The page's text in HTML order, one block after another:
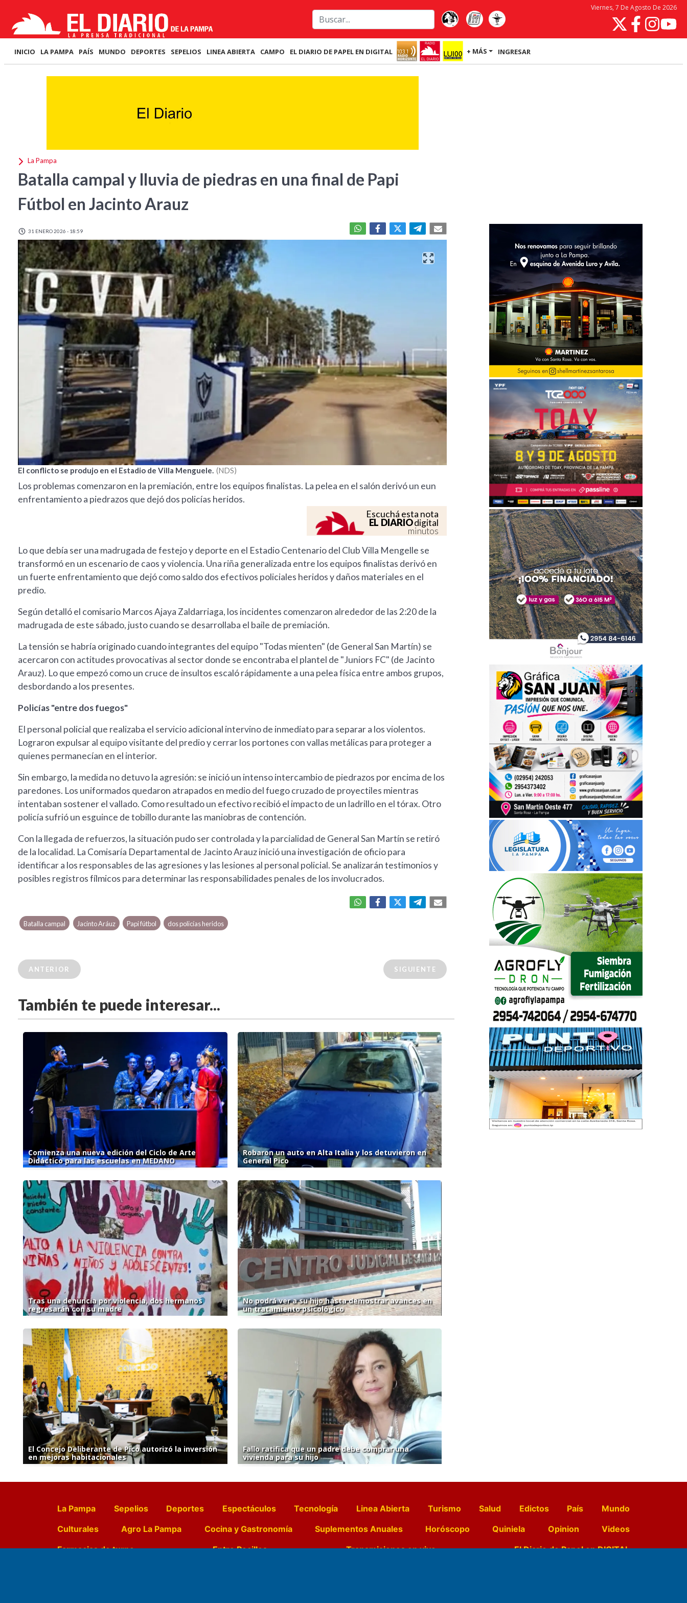
Viernes, 7 De Agosto De 2026
INICIO LA PAMPA PAÍS MUNDO DEPORTES SEPELIOS LINEA ABIERTA CAMPO EL DIARIO DE PAPEL EN DIGITAL + MÁS INGRESAR
La Pampa
Batalla campal y lluvia de piedras en una final de Papi
Fútbol en Jacinto Arauz
31 ENERO 2026 - 18:59
El conflicto se produjo en el Estadio de Villa Menguele. NDS
Los problemas comenzaron en la premiación, entre los equipos finalistas. La pelea en el salón derivó un eun
enfrentamiento a piedrazos que dejó dos policías heridos.
Escuchá esta nota
EL DIARIOdigital
minutos
Lo que debía ser una madrugada de festejo y deporte en el Estadio Centenario del Club Villa Mengelle se
transformó en un escenario de caos y violencia. Una riña generalizada entre los equipos finalistas derivó en
un fuerte enfrentamiento que dejó como saldo dos efectivos policiales heridos y daños materiales en el
predio.
Según detalló el comisario Marcos Ajaya Zaldarriaga, los incidentes comenzaron alrededor de las 2:20 de la
madrugada de este sábado, justo cuando se desarrollaba el baile de premiación.
La tensión se habría originado cuando integrantes del equipo "Todas mienten" (de General San Martín) se
acercaron con actitudes provocativas al sector donde se encontraba el plantel de "Juniors FC" (de Jacinto
Arauz). Lo que empezó como un cruce de insultos escaló rápidamente a una pelea física entre ambos grupos,
desbordando a los presentes.
Policías "entre dos fuegos"
El personal policial que realizaba el servicio adicional intervino de inmediato para separar a los violentos.
Lograron expulsar al equipo visitante del predio y cerrar los portones con vallas metálicas para proteger a
quienes permanecían en el interior.
Sin embargo, la medida no detuvo la agresión: se inició un intenso intercambio de piedrazos por encima de los
paredones. Los uniformados quedaron atrapados en medio del fuego cruzado de proyectiles mientras
intentaban sostener el vallado. Como resultado un efectivo recibió el impacto de un ladrillo en el tórax. Otro
policía sufrió un esguince de tobillo durante las maniobras de contención.
Con la llegada de refuerzos, la situación pudo ser controlada y la parcialidad de General San Martín se retiró
de la localidad. La Comisaría Departamental de Jacinto Arauz inició una investigación de oficio para
identificar a los responsables de las agresiones y las lesiones al personal policial. Se analizarán testimonios y
posibles registros fílmicos para determinar las responsabilidades penales de los involucrados.
Batalla campal Jacinto Aráuz Papi fútbol dos policías heridos
ANTERIOR SIGUIENTE
También te puede interesar...
Comienza una nueva edición del Ciclo de Arte
Didáctico para las escuelas en MEDANO
Robaron un auto en Alta Italia y los detuvieron en
General Pico
Tras una denuncia por violencia, dos hermanos
regresarán con su madre
No podrá ver a su hijo hasta demostrar avances en
un tratamiento psicológico
El Concejo Deliberante de Pico autorizó la inversión
en mejoras habitacionales
Fallo ratifica que un padre debe comprar una
vivienda para su hijo
La Pampa Sepelios Deportes Espectáculos Tecnología Linea Abierta Turismo Salud Edictos País
Mundo
Culturales
Agro La Pampa Cocina y Gastronomía Suplementos Anuales Horóscopo Quiniela Opinion
Videos
Farmacias de turno
Entre Pocillos Transmisiones en vivo El Diario de Papel en DIGITAL